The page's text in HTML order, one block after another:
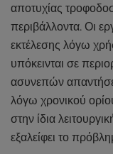
αποτυχίας
περιβάλλοντα. Οι
εκτέλεσης λόγω
υπόκεινται σε
ασυνεπών
λόγω χρονικού
στην ίδια
εξαλείφει το